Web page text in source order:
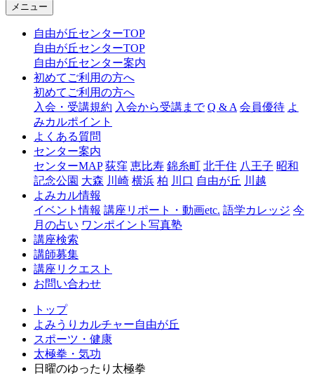
ャ
由
丘
メニュー
自由が丘センターTOP
自由が丘センターTOP
自由が丘センター案内
初めてご利用の方へ
初めてご利用の方へ
入会・受講規約 入会から受講まで Q & A 会員優待 よ
みカルポイント
よくある質問
センター案内
センターMAP 荻窪 恵比寿 錦糸町 北千住 八王子 昭和
記念公園 大森 川崎 横浜 柏 川口 自由が丘 川越
よみカル情報
イベント情報 講座リポート・動画etc. 語学カレッジ 今
月の占い ワンポイント写真塾
講座検索
講師募集
講座リクエスト
お問い合わせ
トップ
よみうりカルチャー自由が丘
スポーツ・健康
太極拳・気功
日曜のゆったり太極拳